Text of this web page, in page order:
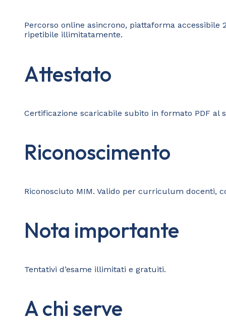
Percorso online asincrono, piattaforma
ripetibile illimitatamente.
Attestato
Certificazione scaricabile subito in formato PDF al
Riconoscimento
Riconosciuto MIM. Valido per curriculum docenti,
Nota importante
Tentativi d’esame illimitati e gratuiti.
A chi serve